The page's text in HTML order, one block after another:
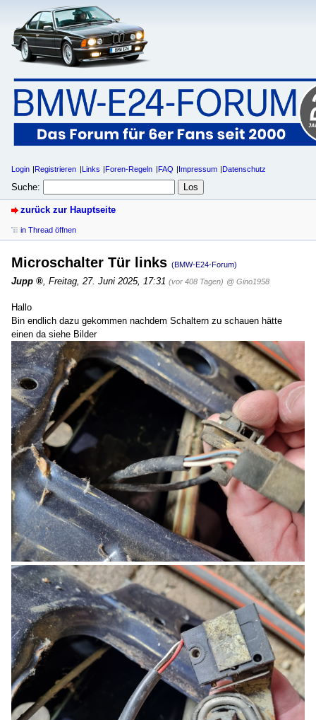
Login Registrieren Links Foren-Regeln FAQ Impressum Datenschutz
Suche:
zurück zur Hauptseite
in Thread öffnen
Microschalter Tür links (BMW-E24-Forum)
Jupp Freitag, 27. Juni 2025, 17:31 (vor 408 Tagen) @ Gino1958
Hallo
Bin endlich dazu gekommen nachdem Schaltern zu schauen hätte
einen da siehe Bilder